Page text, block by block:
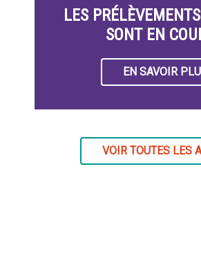
LES
SONT EN
EN SAVOIR
VOIR TOUTES LES